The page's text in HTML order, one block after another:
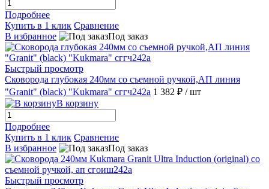
Подробнее
Купить в 1 клик Сравнение
В избранное
Под заказ
Быстрый просмотр
Сковорода глубокая 240мм со съемной ручкой,АП линия
"Granit" (black) "Kukmara" сггч242а 1 382 ₽ / шт
В корзину
Подробнее
Купить в 1 клик Сравнение
В избранное
Под заказ
Быстрый просмотр